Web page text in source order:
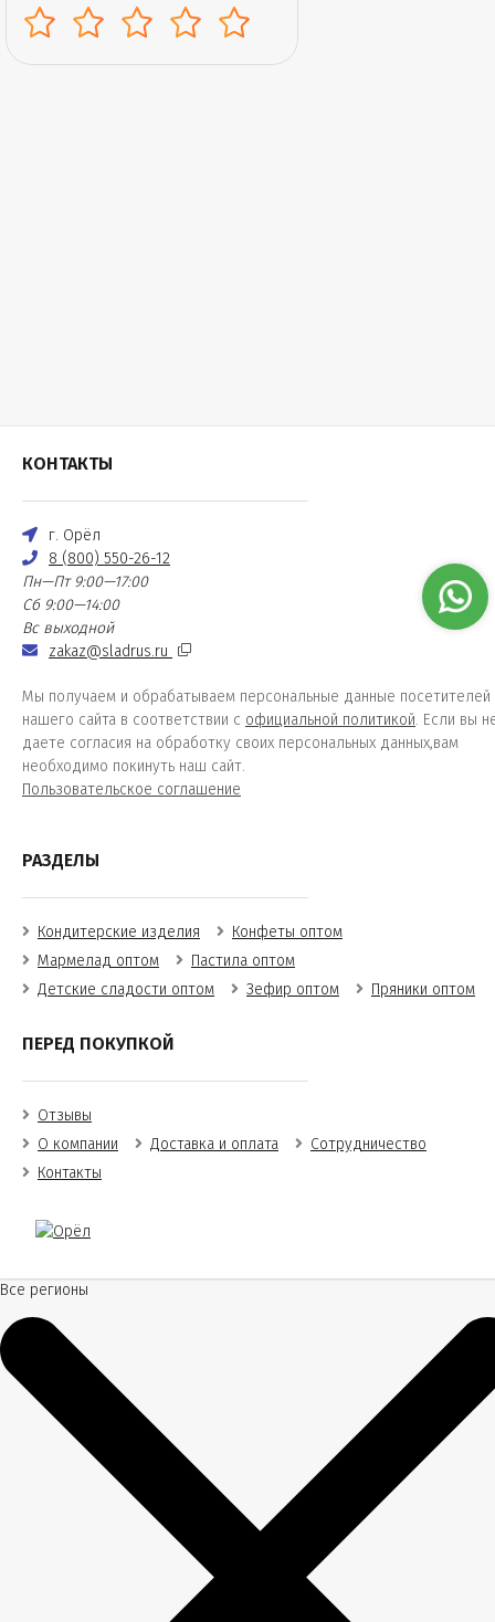
КОНТАКТЫ
г. Орёл
8 (800) 550-26-12
Пн—Пт 9:00—17:00
Сб 9:00—14:00
Вс выходной
zakaz@sladrus.ru
Мы получаем и обрабатываем персональные данные посетителей
нашего сайта в соответствии с официальной политикой. Если вы
даете согласия на обработку своих персональных данных,вам
необходимо покинуть наш сайт.
Пользовательское соглашение
РАЗДЕЛЫ
Кондитерские изделия
Конфеты оптом
Мармелад оптом
Пастила оптом
Детские сладости оптом
Зефир оптом Пряники оптом
ПЕРЕД ПОКУПКОЙ
Отзывы
О компании
Доставка и оплата
Сотрудничество
Контакты
Все регионы